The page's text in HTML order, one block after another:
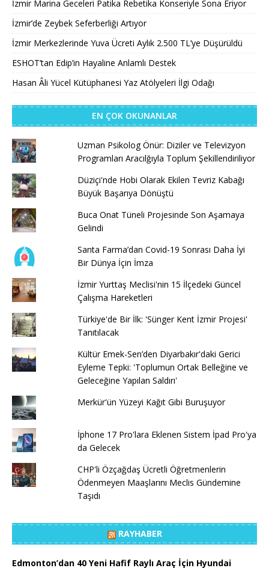
İzmir Marina Geceleri Patika Rebetika Konseriyle Sona Eriyor
İzmir’de Zeybek Seferberliği Artıyor
İzmir Merkezlerinde Yuva Ücreti Aylık 2.500 TL’ye Düşürüldü
ESHOT’tan Edip’in Hayaline Anlamlı Destek
Hasan Âli Yücel Kütüphanesi Yaz Atölyeleri İlgi Odağı
EN ÇOK OKUNANLAR
Uzman Psikolog Önür: Diziler ve Televizyon
Programları Aracılğıyla Toplum Şekillendiriliyor
Düziçi'nde Hobi Olarak Ekilen Tevriz Kabağı
Büyük Başarıya Dönüştü
Buca Onat Tüneli Projesinde Son Aşamaya
Gelindi
Santa Farma’dan Covid-19 Sonrası Daha İyi
Bir Dünya İçin İmza
İzmir Yurttaş Meclisi'nin 15 İlçedeki Güncel
Çalışma Hareketleri
Türkiye'de Bir İlk: 'Sünger Kent İzmir Projesi'
Tanıtılacak
Kültür Emek-Sen’den Diyarbakır'daki Gerici
Eyleme Tepki: 'Toplumun Ortak Belleğine ve
Geleceğine Yapılan Saldırı'
Merkür'ün Yüzeyi Kağıt Gibi Buruşuyor
İphone 17 Pro'lara Eklenen Sistem İpad Pro'ya
da Gelecek
CHP'li Özçağdaş Ücretli Öğretmenlerin
Ödenmeyen Maaşlarını Meclis Gündemine
Taşıdı
RAYHABER
Edmonton’dan 40 Yeni Hafif Raylı Araç İçin Hyundai